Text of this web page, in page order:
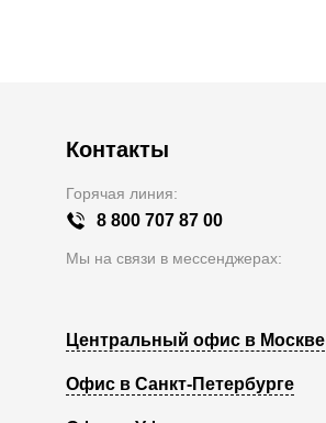
Контакты
Горячая линия:
8 800 707 87 00
Мы на связи в мессенджерах:
Центральный офис в Москве
Офис в Санкт-Петербурге